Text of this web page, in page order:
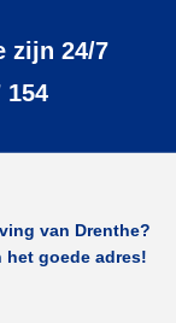
zijn 24/7
154
van Drenthe?
het goede adres!